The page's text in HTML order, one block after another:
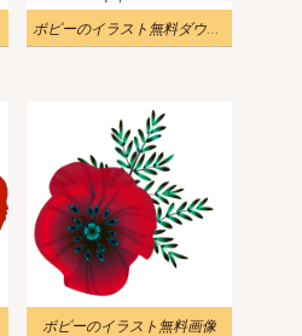
ポピーのイラスト無料ダウンロード
ポピーのイラスト無料画像